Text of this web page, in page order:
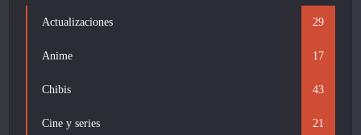
Actualizaciones 29
Anime 17
Chibis 43
Cine y series 21